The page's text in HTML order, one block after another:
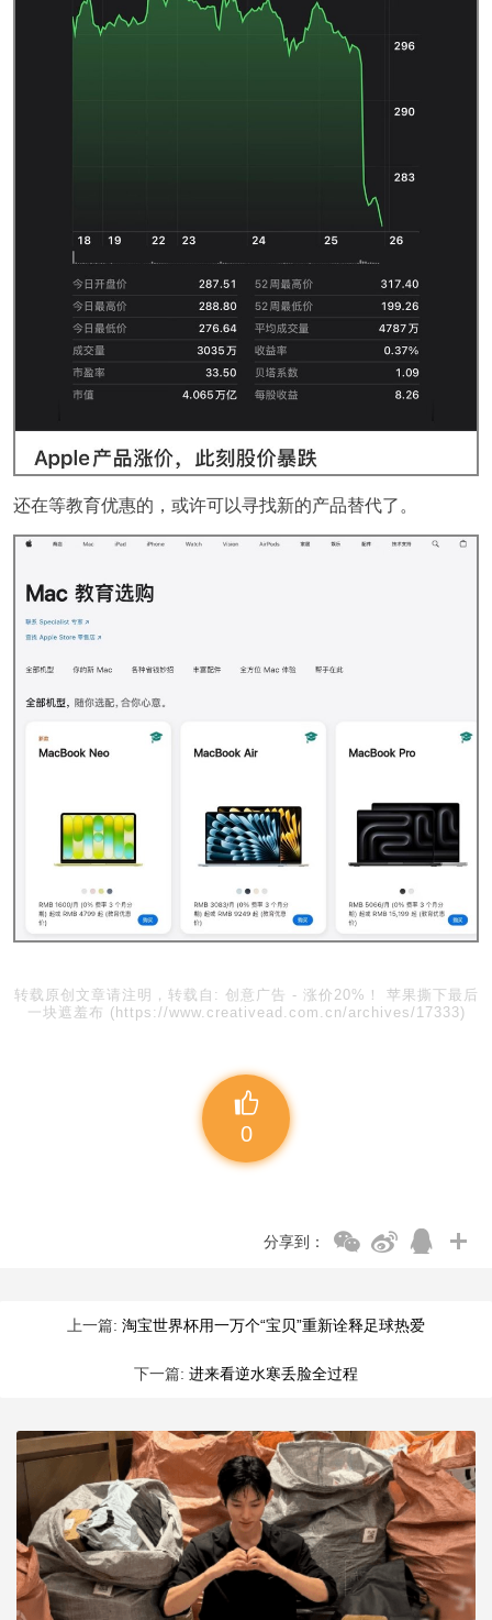
还在等教育优惠的，或许可以寻找新的产品替代了。
转载原创文章请注明，转载自: 创意广告 - 涨价20%！ 苹果撕下最后
一块遮羞布 (https://www.creativead.com.cn/archives/17333)
0
分享到：
上一篇: 淘宝世界杯用一万个“宝贝”重新诠释足球热爱
下一篇: 进来看逆水寒丢脸全过程